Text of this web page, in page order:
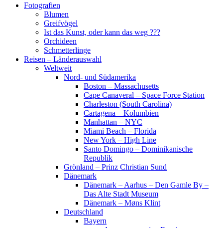
Fotografien
Blumen
Greifvögel
Ist das Kunst, oder kann das weg ???
Orchideen
Schmetterlinge
Reisen – Länderauswahl
Weltweit
Nord- und Südamerika
Boston – Massachusetts
Cape Canaveral – Space Force Station
Charleston (South Carolina)
Cartagena – Kolumbien
Manhattan – NYC
Miami Beach – Florida
New York – High Line
Santo Domingo – Dominikanische
Republik
Grönland – Prinz Christian Sund
Dänemark
Dänemark – Aarhus – Den Gamle By –
Das Alte Stadt Museum
Dänemark – Møns Klint
Deutschland
Bayern